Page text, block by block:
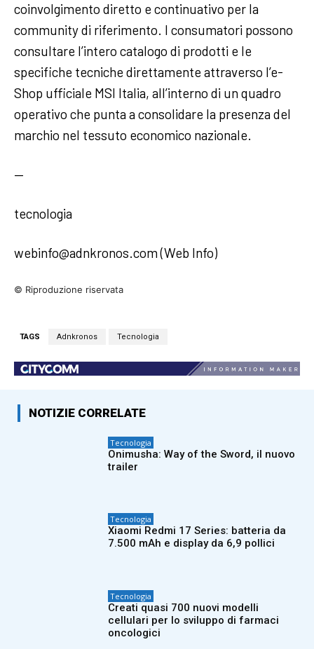
coinvolgimento diretto e continuativo per la
community di riferimento. I consumatori possono
consultare l’intero catalogo di prodotti e le
specifiche tecniche direttamente attraverso l’e-
Shop ufficiale MSI Italia, all’interno di un quadro
operativo che punta a consolidare la presenza del
marchio nel tessuto economico nazionale.
—
tecnologia
webinfo@adnkronos.com (Web Info)
© Riproduzione riservata
TAGS Adnkronos Tecnologia
NOTIZIE CORRELATE
Tecnologia
Onimusha: Way of the Sword, il nuovo
trailer
Tecnologia
Xiaomi Redmi 17 Series: batteria da
7.500 mAh e display da 6,9 pollici
Tecnologia
Creati quasi 700 nuovi modelli
cellulari per lo sviluppo di farmaci
oncologici